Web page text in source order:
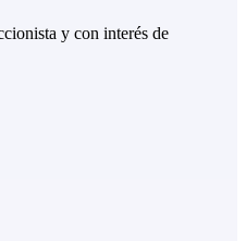
y con interés de